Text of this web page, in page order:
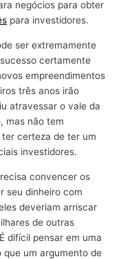
negócios para obter
para investidores.
ser extremamente
certamente
empreendimentos
três anos irão
atravessar o vale da
mas não tem
certeza de ter um
investidores.
convencer os
seu dinheiro com
deveriam arriscar
de outras
difícil pensar em uma
que um argumento de